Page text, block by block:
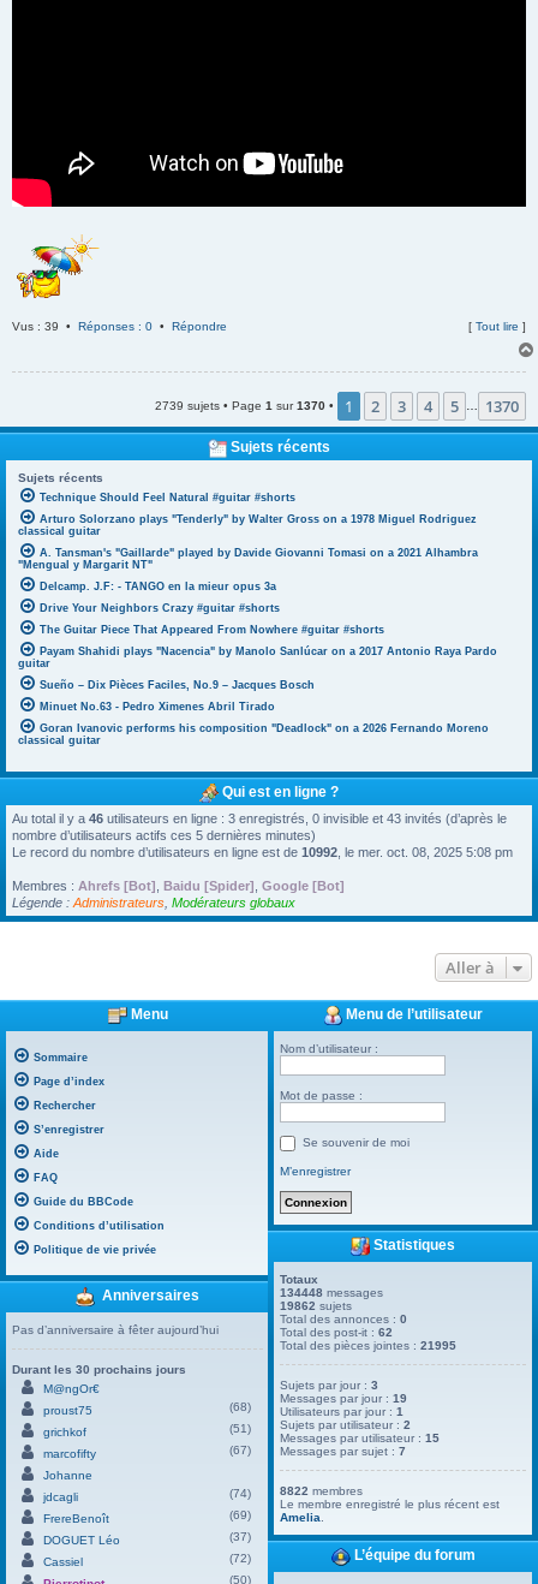
Vus : 39 • Réponses : 0 • Répondre [ Tout lire ]
2739 sujets • Page 1 sur1370 • 1 2 3 4 5 1370
Sujets récents
Sujets récents
Technique Should Feel Natural #guitar #shorts
Arturo Solorzano plays "Tenderly" by Walter Gross on a 1978 Miguel Rodriguez
classical guitar
A. Tansman's "Gaillarde" played by Davide Giovanni Tomasi on a 2021 Alhambra
"Mengual y Margarit NT"
Delcamp. J.F: - TANGO en la mieur opus 3a
Drive Your Neighbors Crazy #guitar #shorts
The Guitar Piece That Appeared From Nowhere #guitar #shorts
Payam Shahidi plays "Nacencia" by Manolo Sanlúcar on a 2017 Antonio Raya Pardo
guitar
Sueño – Dix Pièces Faciles, No.9 – Jacques Bosch
Minuet No.63 - Pedro Ximenes Abril Tirado
Goran Ivanovic performs his composition "Deadlock" on a 2026 Fernando Moreno
classical guitar
Qui est en ligne ?
Au total il y a 46 utilisateurs en ligne : 3 enregistrés, 0 invisible et 43 invités (d’après le
nombre d’utilisateurs actifs ces 5 dernières minutes)
Le record du nombre d’utilisateurs en ligne est de 10992 , le mer. oct. 08, 2025 5:08 pm
Membres : Ahrefs [Bot] Baidu [Spider] Google [Bot]
Légende : Administrateurs Modérateurs globaux
Aller à
Menu
Sommaire
Page d’index
Rechercher
S’enregistrer
Aide
FAQ
Guide du BBCode
Conditions d’utilisation
Politique de vie privée
Anniversaires
Pas d’anniversaire à fêter aujourd’hui
Durant les 30 prochains jours
M@ngOr€
proust75
(68)
grichkof
(51)
marcofifty
(67)
Johanne
jdcagli
(74)
FrereBenoît
(69)
DOGUET Léo
(37)
Cassiel
(72)
(50)
Menu de l’utilisateur
Nom d’utilisateur :
Mot de passe :
Se souvenir de moi
M’enregistrer
Statistiques
Totaux
134448 messages
19862 sujets
Total des annonces :0
Total des post-it :62
Total des pièces jointes :21995
Sujets par jour :3
Messages par jour :19
Utilisateurs par jour :1
Sujets par utilisateur :2
Messages par utilisateur :15
Messages par sujet :7
8822 membres
Le membre enregistré le plus récent est
Amelia
L’équipe du forum